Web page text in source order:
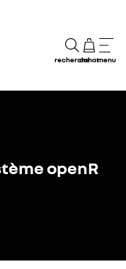
rechercheachatmenu
openR